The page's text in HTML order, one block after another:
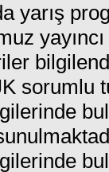
yarış
sorumlu